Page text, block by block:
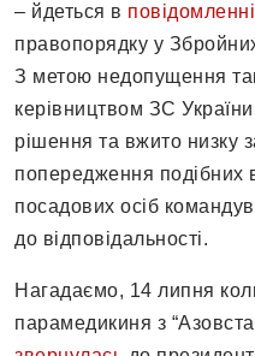
– йдеться в повідомленні
правопорядку у
З метою недопущення
керівництвом ЗС
рішення та вжито низку
попередження подібних
посадових осіб
до відповідальності.
Нагадаємо, 14 липня
парамедикиня з